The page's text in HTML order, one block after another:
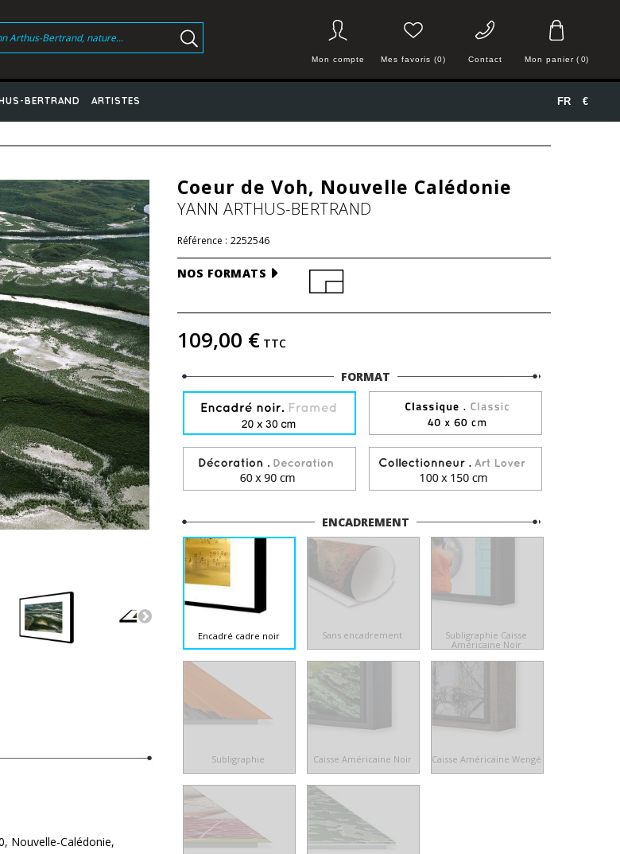
Mon panier ( 0)
Contact
Mes favoris (0)
Mon compte
BERTRAND ARTISTES €
FR
Nouvelle-Calédonie,
Coeur de Voh, Nouvelle Calédonie
YANN ARTHUS-BERTRAND
Référence : 2252546
NOS FORMATS
109,00 € TTC
FORMAT
ENCADREMENT
Encadré cadre noir Sans encadrement
Subligraphie Caisse
Américaine Noir
Subligraphie Caisse Américaine Noir Caisse Américaine Wengé